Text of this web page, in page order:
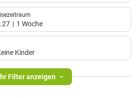
1 Woche
Kinder
Filter anzeigen